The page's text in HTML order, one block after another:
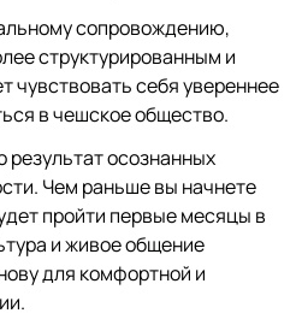
сопровождению,
структурированным и
чувствовать себя увереннее
в чешское общество.
осознанных
Чем раньше вы начнете
пройти первые месяцы в
и живое общение
для комфортной и